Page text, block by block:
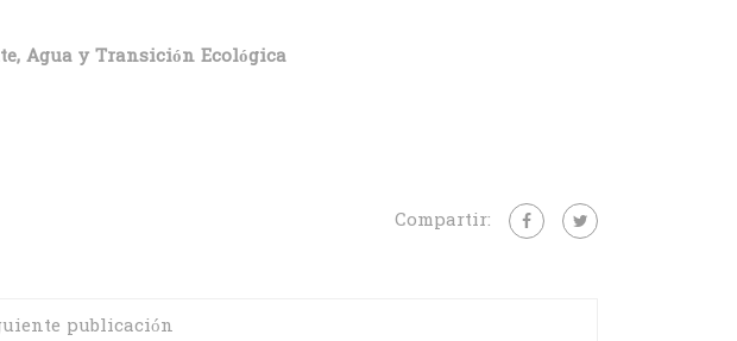
Agua y Transición Ecológica
Compartir:
publicación